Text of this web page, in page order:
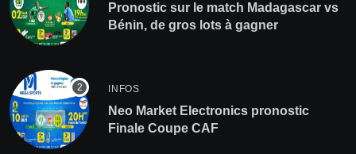
Pronostic sur le match Madagascar vs
Bénin, de gros lots à gagner
INFOS
Neo Market Electronics pronostic
Finale Coupe CAF